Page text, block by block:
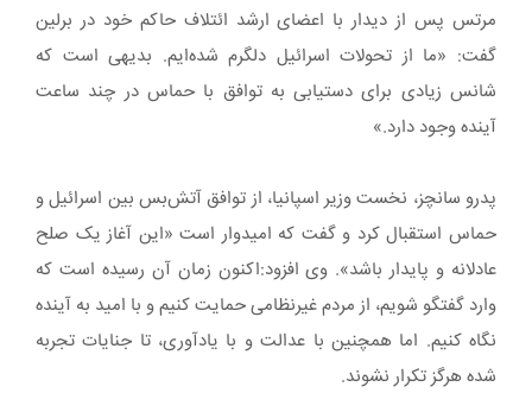
مرتس پس از دیدار با اعضای ارشد ائتلاف حاکم خود در برلین
گفت: «ما از تحولات اسرائیل دلگرم شده‌ایم. بدیهی است که
شانس زیادی برای دستیابی به توافق با حماس در چند ساعت
آینده وجود دارد.»
پدرو سانچز، نخست وزیر اسپانیا، از توافق آتش‌بس بین اسرائیل و
حماس استقبال کرد و گفت که امیدوار است «این آغاز یک صلح
عادلانه و پایدار باشد». وی افزود:اکنون زمان آن رسیده است که
وارد گفتگو شویم، از مردم غیرنظامی حمایت کنیم و با امید به آینده
نگاه کنیم. اما همچنین با عدالت و با یادآوری، تا جنایات تجربه
شده هرگز تکرار نشوند.